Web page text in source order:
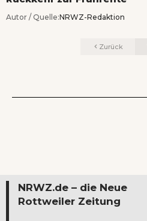
Autor / Quelle:NRWZ-Redaktion
Zurück
NRWZ.de – die Neue
Rottweiler Zeitung